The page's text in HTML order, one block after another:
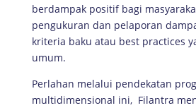
berdampak positif bagi
pengukuran dan pelaporan
kriteria baku atau best practices
umum.
Perlahan melalui pendekatan
multidimensional ini, Filantra